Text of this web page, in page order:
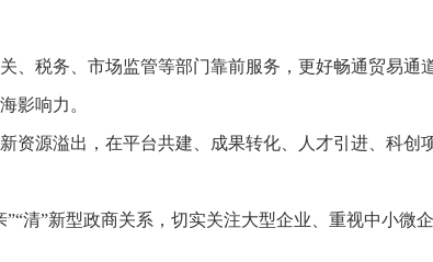
、税务、市场监管等部门靠前服务，更好畅通贸易通
影响力。
资源溢出，在平台共建、成果转化、人才引进、科创
清”新型政商关系，切实关注大型企业、重视中小微